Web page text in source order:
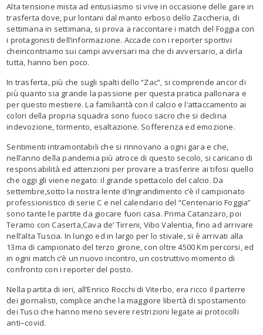
Alta tensione mista ad entusiasmo si vive in occasione delle garein
trasferta dove, pur lontani dal manto erboso dello Zaccheria, di
settimana in settimana, si prova a raccontarei match del Foggia con
i protagonisti dell’informazione. Accade con i reporter sportivi
cheincontriamo sui campi avversari ma che di avversario, a dirla
tutta, hanno ben poco.
In trasferta, più che sugli spalti dello“Zac”, si comprende ancor di
più quanto sia grande lapassione per questapratica pallonara e
per questo mestiere. La familiarità con il calcio e l’attaccamento ai
colori della propria squadra sono fuoco sacro che si declina
indevozione, tormento, esaltazione. Sofferenza ed emozione.
Sentimenti intramontabili che si rinnovano a ogni gara e che,
nell’anno della pandemia più atroce di questo secolo, si caricano di
responsabilità ed attenzioni per provare a trasferire ai tifosi quello
che oggi gli viene negato:il grande spettacolo del calcio. Da
settembre,sotto la nostra lente d’ingrandimento c’è il campionato
professionistico di serie C e nel calendario del “CentenarioFoggia”
sono tante le partite da giocare fuori casa. Prima Catanzaro,poi
Teramo con Caserta,Cava de’ Tirreni, ViboValentia, fino ad arrivare
nell’alta Tuscia. In lungo ed in largo per lo stivale, si è arrivati alla
13ma di campionato del terzo girone, con oltre 4500 Km percorsi, ed
in ogni match c’è un nuovo incontro, un costruttivo momento di
confronto con i reporter del posto.
Nella partita di ieri, all’Enrico Rocchi di Viterbo, era ricco il parterre
dei giornalisti, complice anche la maggiore libertà di spostamento
dei Tusci che hanno meno severe restrizioni legate ai protocolli
anti–covid.